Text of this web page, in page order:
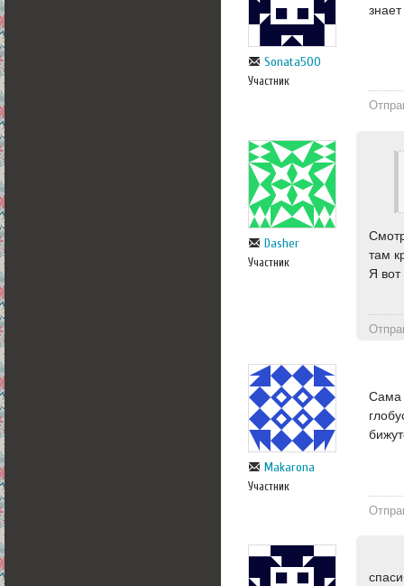
Sonata500
Участник
Dasher
Участник
там
Я
Makarona
Участник
Сама